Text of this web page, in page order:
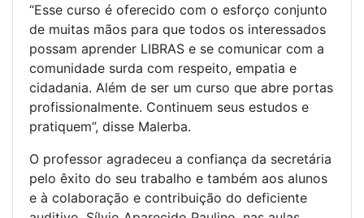
“Esse curso é oferecido com o esforço conjunto
de muitas mãos para que todos os interessados
possam aprender LIBRAS e se comunicar com a
comunidade surda com respeito, empatia e
cidadania. Além de ser um curso que abre portas
profissionalmente. Continuem seus estudos e
pratiquem”, disse Malerba.
O professor agradeceu a confiança da secretária
pelo êxito do seu trabalho e também aos alunos
e à colaboração e contribuição do deficiente